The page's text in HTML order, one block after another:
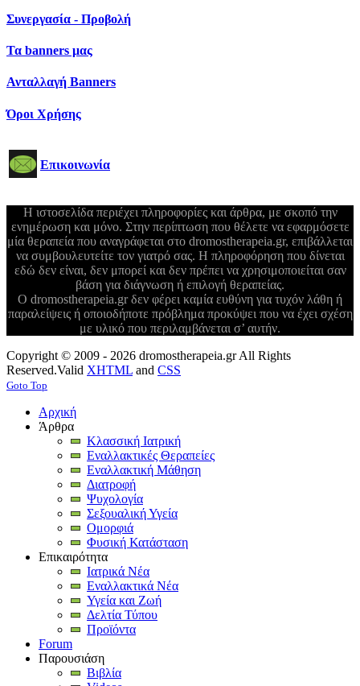
Συνεργασία - Προβολή
Τα banners μας
Ανταλλαγή Banners
Όροι Χρήσης
Επικοινωνία
Η ιστοσελίδα περιέχει πληροφορίες και άρθρα, με σκοπό την
ενημέρωση και μόνο. Στην περίπτωση που θέλετε να εφαρμόσετε
μία θεραπεία που αναγράφεται στο dromostherapeia.gr, επιβάλλεται
να συμβουλευτείτε τον γιατρό σας. Η πληροφόρηση που δίνεται
εδώ δεν είναι, δεν μπορεί και δεν πρέπει να χρησιμοποιείται σαν
βάση για διάγνωση ή επιλογή θεραπείας.
Ο dromostherapeia.gr δεν φέρει καμία ευθύνη για τυχόν λάθη ή
παραλείψεις ή οποιοδήποτε πρόβλημα προκύψει που να έχει σχέση
με υλικό που περιλαμβάνεται σ’ αυτήν.
Copyright © 2009 - 2026 dromostherapeia.gr All Rights
Reserved.Valid XHTML and CSS
Goto Top
Αρχική
Άρθρα
Κλασσική Ιατρική
Εναλλακτικές Θεραπείες
Εναλλακτική Μάθηση
Διατροφή
Ψυχολογία
Σεξουαλική Υγεία
Ομορφιά
Φυσική Κατάσταση
Επικαιρότητα
Ιατρικά Νέα
Εναλλακτικά Νέα
Υγεία και Ζωή
Δελτία Τύπου
Προϊόντα
Forum
Παρουσιάση
Βιβλία